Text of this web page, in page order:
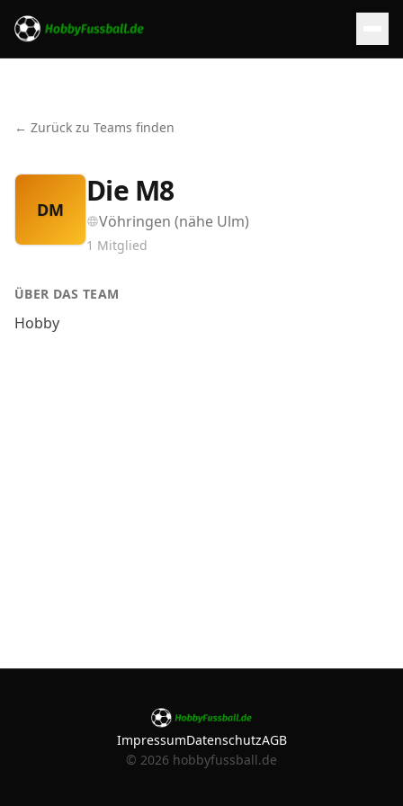
← Zurück zu Teams finden
DM
Die M8
Vöhringen (nähe Ulm)
1 Mitglied
ÜBER DAS TEAM
Hobby
ImpressumDatenschutzAGB
© 2026 hobbyfussball.de